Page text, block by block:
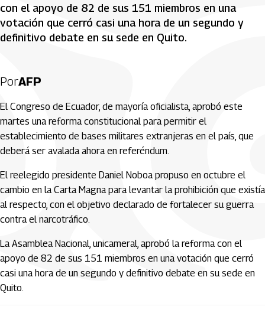
con el apoyo de 82 de sus 151 miembros en una
votación que cerró casi una hora de un segundo y
definitivo debate en su sede en Quito.
PorAFP
El Congreso de Ecuador, de mayoría oficialista, aprobó este
martes una reforma constitucional para permitir el
establecimiento de bases militares extranjeras en el país, que
deberá ser avalada ahora en referéndum.
El reelegido presidente Daniel Noboa propuso en octubre el
cambio en la Carta Magna para levantar la prohibición que existía
al respecto, con el objetivo declarado de fortalecer su guerra
contra el narcotráfico.
La Asamblea Nacional, unicameral, aprobó la reforma con el
apoyo de 82 de sus 151 miembros en una votación que cerró
casi una hora de un segundo y definitivo debate en su sede en
Quito.